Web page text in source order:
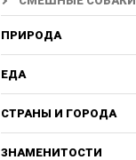
ПРИРОДА
ЕДА
СТРАНЫ И ГОРОДА
ЗНАМЕНИТОСТИ